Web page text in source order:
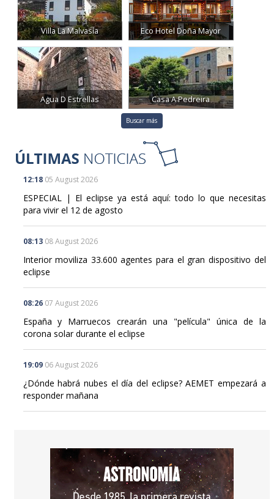
Villa La Malvasía Eco Hotel Doña Mayor
Agua D Estrellas Casa A Pedreira
Buscar más
12:18 05 August 2026
ESPECIAL | El eclipse ya está aquí: todo lo que necesitas
para vivir el 12 de agosto
08:13
Interior moviliza 33.600 agentes para el gran dispositivo del
08:26
España y Marruecos crearán una "película" única de la
corona solar durante el eclipse
¿Dónde habrá nubes el día del eclipse? AEMET empezará a
responder mañana